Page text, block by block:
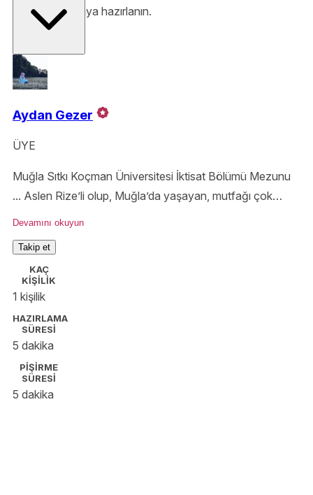
kokular yaymaya hazırlanın.
Aydan Gezer
ÜYE
Muğla Sıtkı Koçman Üniversitesi İktisat Bölümü Mezunu
... Aslen Rize’li olup, Muğla’da yaşayan, mutfağı çok
seven, bir çocuk annesi, ev hanımı🤗
Devamını okuyun
Takip et
KAÇ
KİŞİLİK
1 kişilik
HAZIRLAMA
SÜRESİ
5 dakika
PİŞİRME
SÜRESİ
5 dakika